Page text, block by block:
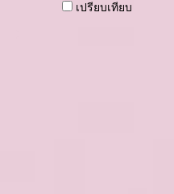
เปรียบเทียบ